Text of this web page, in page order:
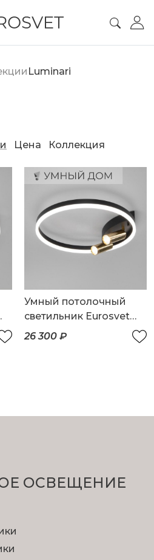
Luminari
Цена Коллекция
Умный потолочный
светильник Eurosvet
Luminari 90247/3
26 300 ₽
ОСВЕЩЕНИЕ